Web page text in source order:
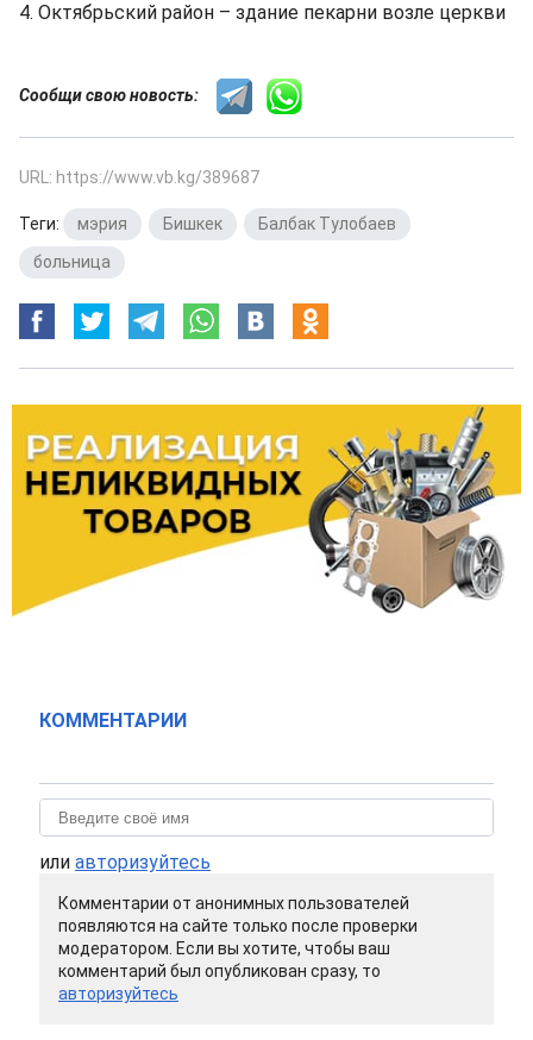
4. Октябрьский район – здание пекарни возле церкви
Сообщи свою новость:
URL: https://www.vb.kg/389687
Теги: мэрия Бишкек Балбак Тулобаев
больница
КОММЕНТАРИИ
или авторизуйтесь
Комментарии от анонимных пользователей
появляются на сайте только после проверки
модератором. Если вы хотите, чтобы ваш
комментарий был опубликован сразу, то
авторизуйтесь